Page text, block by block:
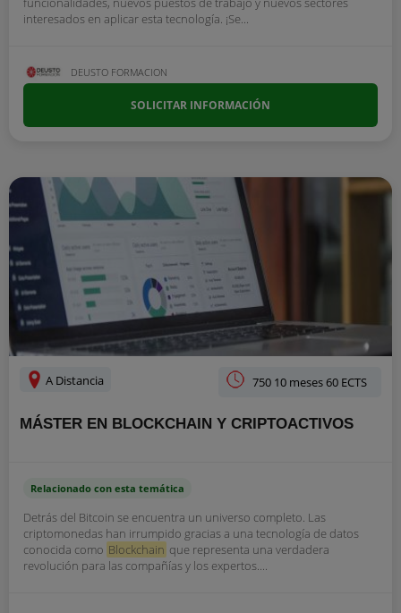
interesados en aplicar esta tecnología. ¡Se...
DEUSTO FORMACION
SOLICITAR INFORMACIÓN
A Distancia 750 10 meses 60 ECTS
MÁSTER EN BLOCKCHAIN Y CRIPTOACTIVOS
Relacionado con esta temática
Detrás del Bitcoin se encuentra un universo completo. Las
criptomonedas han irrumpido gracias a una tecnología de datos
conocida como Blockchain que representa una verdadera
revolución para las compañías y los expertos....